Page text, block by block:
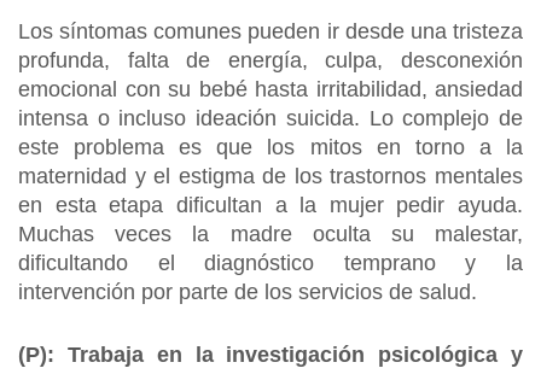
Los síntomas comunes pueden ir desde una tristeza
profunda, falta de energía, culpa, desconexión
emocional con su bebé hasta irritabilidad, ansiedad
intensa o incluso ideación suicida. Lo complejo de
este problema es que los mitos en torno a la
maternidad y el estigma de los trastornos mentales
en esta etapa dificultan a la mujer pedir ayuda.
Muchas veces la madre oculta su malestar,
dificultando el diagnóstico temprano y la
intervención por parte de los servicios de salud.
(P): Trabaja en la investigación psicológica y